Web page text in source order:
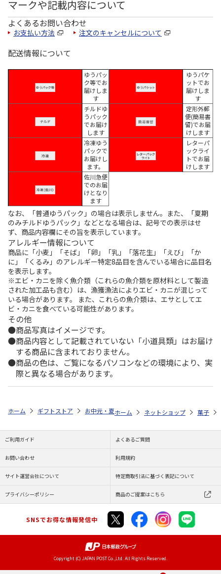
マークや記載内容について
よくあるお問い合わせ
お支払い方法 注文のキャンセルについて
配送情報について
ゆうパッ
ク等でお
届けしま
す
ゆうパケ
ットでお
届けしま
す
チルドゆ
うパック
でお届け
します
定形外郵
便(簡易書
留)でお届
けします
冷凍ゆう
パックで
お届けし
ます。
レターパ
ックライ
トでお届
けします
佐川急便
でのお届
けとなり
ます
なお、「普通ゆうパック」の場合は表示しません。また、「夏期
のみチルドゆうパック」などとなる場合は、記号での表示はせ
ず、商品内容欄にその旨を表示しています。
アレルギー情報について
商品に「小麦」「そば」「卵」「乳」「落花生」「えび」「か
に」「くるみ」のアレルギー特定8品目を含んでいる場合に品目名
を表示します。
※エビ・カニを除く魚介類（これらの魚介類を原材料として製造
された加工品も含む）は、漁獲漁法によりエビ・カニが混じって
いる場合があります。 また、これらの魚介類は、エサとしてエ
ビ・カニを食べている可能性があります。
その他
商品写真はイメージです。
商品内容として記載されていない「小道具類」はお届け
する商品に含まれておりません。
商品の色は、ご覧になるパソコンなどの環境により、実
際と異なる場合があります。
ホーム ギフトストア お中元・夏ギフト特集 2026 ゆうゆうギフト
ホーム ネットショップ 菓子
ご利用ガイド よくあるご質問
お問い合わせ 利用規約
サイト運営会社について 特定商取引法に基づく表記について
プライバシーポリシー 商品のご提案はこちら
SNSでお得な情報発信中
Copyright (C) JAPAN POST Co.,Ltd. All Rights Reserved.